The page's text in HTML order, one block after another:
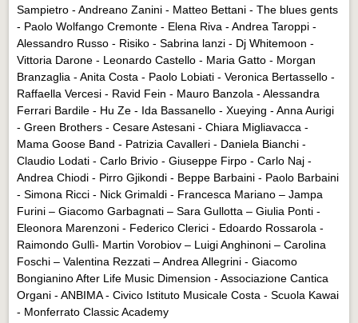
Sampietro - Andreano Zanini - Matteo Bettani - The blues gents
- Paolo Wolfango Cremonte - Elena Riva - Andrea Taroppi -
Alessandro Russo - Risiko - Sabrina lanzi - Dj Whitemoon -
Vittoria Darone - Leonardo Castello - Maria Gatto - Morgan
Branzaglia - Anita Costa - Paolo Lobiati - Veronica Bertassello -
Raffaella Vercesi - Ravid Fein - Mauro Banzola - Alessandra
Ferrari Bardile - Hu Ze - Ida Bassanello - Xueying - Anna Aurigi
- Green Brothers - Cesare Astesani - Chiara Migliavacca -
Mama Goose Band - Patrizia Cavalleri - Daniela Bianchi -
Claudio Lodati - Carlo Brivio - Giuseppe Firpo - Carlo Naj -
Andrea Chiodi - Pirro Gjikondi - Beppe Barbaini - Paolo Barbaini
- Simona Ricci - Nick Grimaldi - Francesca Mariano – Jampa
Furini – Giacomo Garbagnati – Sara Gullotta – Giulia Ponti -
Eleonora Marenzoni - Federico Clerici - Edoardo Rossarola -
Raimondo Gullì- Martin Vorobiov – Luigi Anghinoni – Carolina
Foschi – Valentina Rezzati – Andrea Allegrini - Giacomo
Bongianino After Life Music Dimension - Associazione Cantica
Organi - ANBIMA - Civico Istituto Musicale Costa - Scuola Kawai
- Monferrato Classic Academy